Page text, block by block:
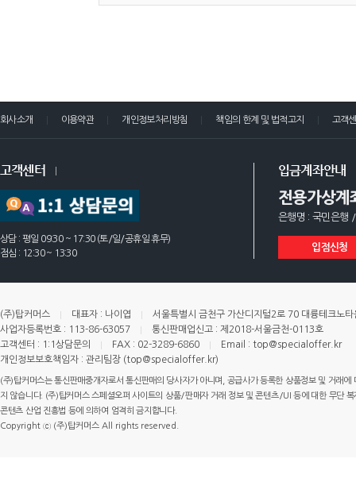
회사소개 이용약관 개인정보처리방침 책임의 한계 및 법적고지 고객
고객센터
상담 : 평일 09:30 ~ 17:30 (토/일/공휴일 휴무)
점심 : 12:30 ~ 13:30
입금계좌안내
전용가상계
은행명 : 국민은행
입점신청
(주)탑커머스 대표자 : 나이엽
서울특별시 금천구 가산디지털2로 70 대륭테크노
사업자등록번호 : 113-86-63057
통신판매업신고 : 제2018-서울금천-0113호
고객센터 : 1:1상담문의
FAX : 02-3289-6860
Email : top@specialoffer.kr
개인정보보호책임자 : 관리팀장 (top@specialoffer.kr)
(주)탑커머스는 통신판매중개자로서 통신판매의 당사자가 아니며, 공급사가 등록한 상품정보 및 거래
지 않습니다. (주)탑커머스 스페셜오퍼 사이트의 상품/판매자 거래 정보 및 콘텐츠/UI 등에 대한 무단
콘텐츠 산업 진흥법 등에 의하여 엄격히 금지합니다.
Copyright ⓒ (주)탑커머스 All rights reserved.